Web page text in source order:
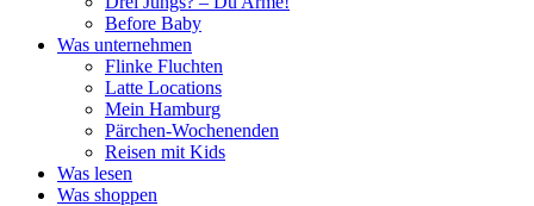
Before Baby
Was unternehmen
Flinke Fluchten
Latte Locations
Mein Hamburg
Pärchen-Wochenenden
Reisen mit Kids
Was lesen
Was shoppen